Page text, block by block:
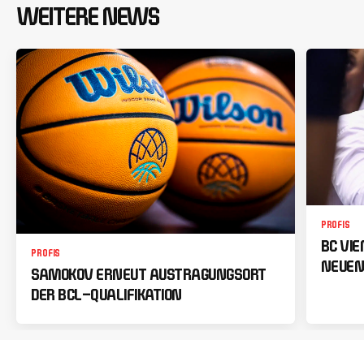
WEITERE NEWS
PROFIS
SAMOKOV ERNEUT AUSTRAGUNGSORT
DER BCL-QUALIFIKATION
PROFIS
BC